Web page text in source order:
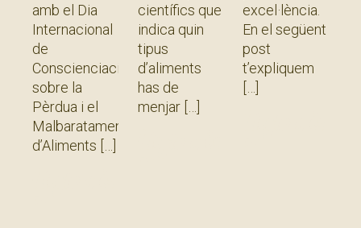
amb el Dia
Internacional
de
Conscienciació
sobre la
Pèrdua i el
Malbaratament
d’Aliments
científics que
indica quin
tipus
d’aliments
has de
menjar
excel·lència.
En el següent
post
t’expliquem